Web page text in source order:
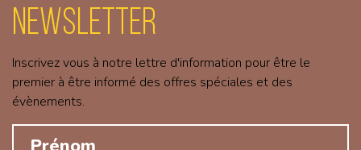
Newsletter
Inscrivez vous à notre lettre d'information pour être le
premier à être informé des offres spéciales et des
évènements.